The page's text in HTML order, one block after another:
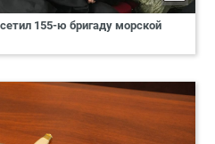
155-ю бригаду морской